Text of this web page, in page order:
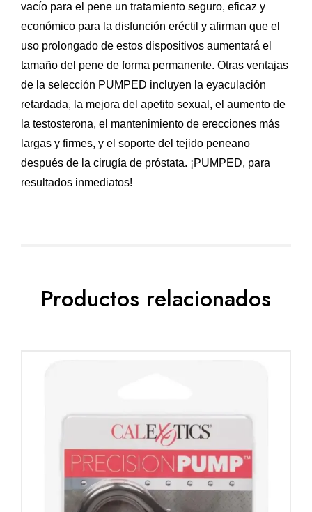
vacío para el pene un tratamiento seguro, eficaz y
económico para la disfunción eréctil y afirman que el
uso prolongado de estos dispositivos aumentará el
tamaño del pene de forma permanente. Otras ventajas
de la selección PUMPED incluyen la eyaculación
retardada, la mejora del apetito sexual, el aumento de
la testosterona, el mantenimiento de erecciones más
largas y firmes, y el soporte del tejido peneano
después de la cirugía de próstata. ¡PUMPED, para
resultados inmediatos!
Productos relacionados